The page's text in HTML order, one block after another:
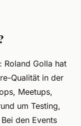
Roland Golla hat
Qualität in der
Meetups,
um Testing,
den Events